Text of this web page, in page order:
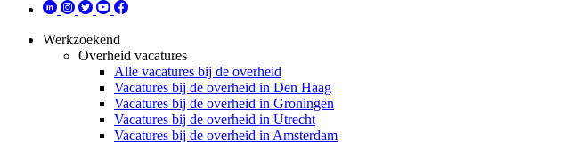
Werkzoekend
Overheid vacatures
Alle vacatures bij de overheid
Vacatures bij de overheid in Den Haag
Vacatures bij de overheid in Groningen
Vacatures bij de overheid in Utrecht
Vacatures bij de overheid in Amsterdam